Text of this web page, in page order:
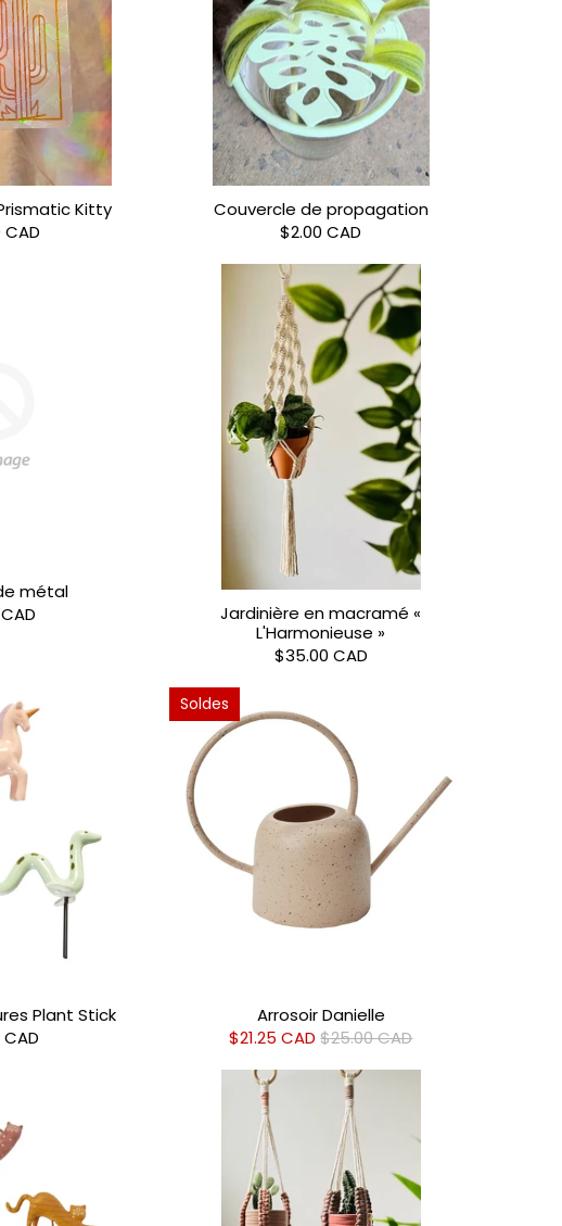
Kitty
CAD
Couvercle de propagation
$2.00 CAD
métal
Jardinière en macramé «
L'Harmonieuse »
$35.00 CAD
Plant Stick
CAD
Soldes
Arrosoir Danielle
$21.25 CAD $25.00 CAD